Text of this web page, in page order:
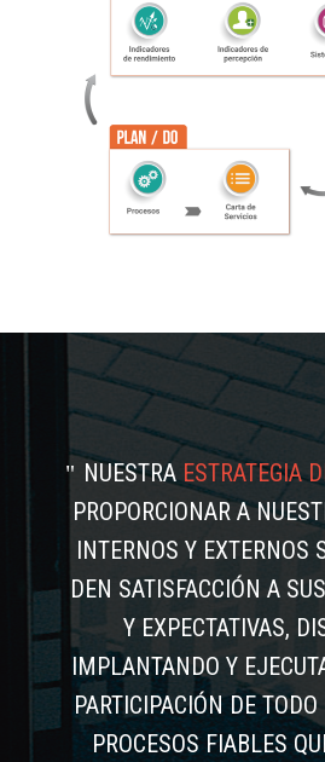
NUESTRAESTRATEGIA
PROPORCIONAR A
INTERNOS Y EXTERNOS
DEN SATISFACCIÓN A
Y EXPECTATIVAS,
IMPLANTANDO Y
PARTICIPACIÓN DE
PROCESOS FIABLES